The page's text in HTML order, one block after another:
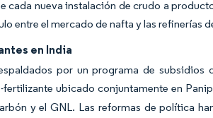
cada nueva instalación de crudo a
entre el mercado de nafta y las refinerías
en India
por un programa de
fertilizante ubicado conjuntamente en
y el GNL. Las reformas de política